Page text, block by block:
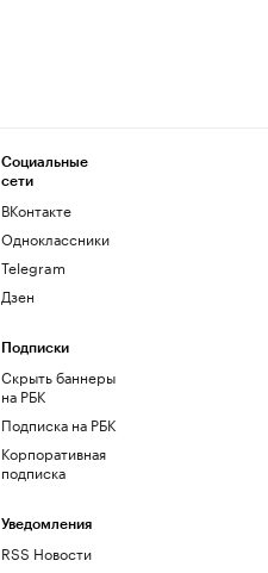
Социальные
сети
ВКонтакте
Одноклассники
Telegram
Дзен
Подписки
Скрыть баннеры
на РБК
Подписка на РБК
Корпоративная
подписка
Уведомления
RSS Новости